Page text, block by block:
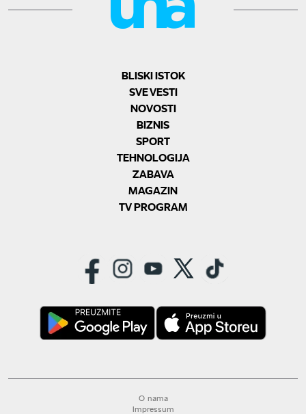
BLISKI ISTOK
SVE VESTI
NOVOSTI
BIZNIS
SPORT
TEHNOLOGIJA
ZABAVA
MAGAZIN
TV PROGRAM
O nama
Impressum